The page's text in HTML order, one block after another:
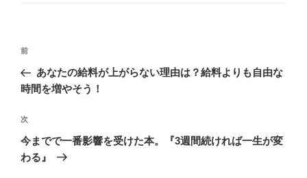
投
ナ
ゲ
ー
シ
前
の
投
前
あなたの給料が上がらない理由は？給料よりも自由な
時間を増やそう！
次
の
投
次
今までで一番影響を受けた本。『3週間続ければ一生が変
わる』